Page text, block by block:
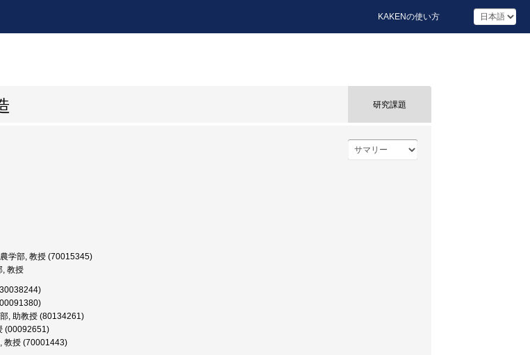
KAKENの使い方
研究課題
学部, 教授 (70015345)
, 教授
, 助教授 (80134261)
(00092651)
教授 (70001443)